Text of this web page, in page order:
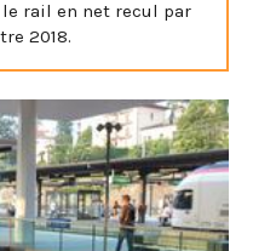
rail en net recul par
2018.